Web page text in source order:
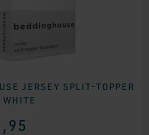
JERSEY SPLIT-TOPPER
WHITE